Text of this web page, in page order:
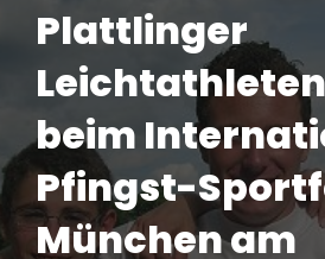
Plattlinger
beim
Pfingst-
München am